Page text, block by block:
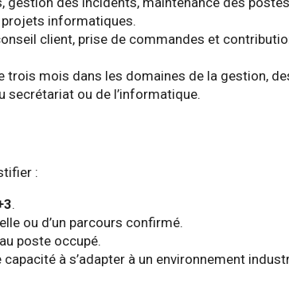
projets informatiques.
client, prise de commandes et
trois mois dans les domaines de la gestion,
secrétariat ou de l’informatique.
:
.
ou d’un parcours confirmé.
poste occupé.
capacité à s’adapter à un environnement